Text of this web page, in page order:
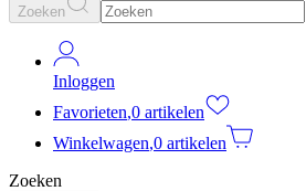
Zoeken
Inloggen
Favorieten,0 artikelen
Winkelwagen,0 artikelen
Zoeken